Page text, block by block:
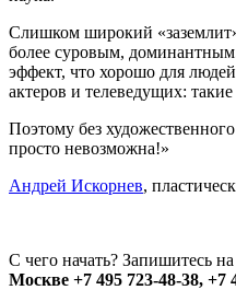
Слишком широкий
более суровым,
эффект, что хорошо для
актеров и телеведущих:
Поэтому без
просто невозможна!»
Андрей Искорнев,
С чего начать? Запишитесь
Москве +7 495 723-48-38, +7